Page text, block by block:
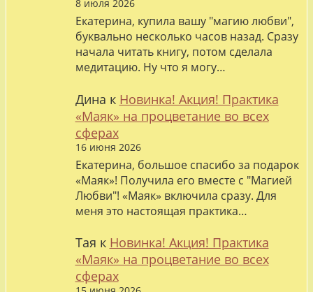
8 июля 2026
Екатерина, купила вашу "магию любви",
буквально несколько часов назад. Сразу
начала читать книгу, потом сделала
медитацию. Ну что я могу…
Дина к Новинка! Акция! Практика
«Маяк» на процветание во всех
сферах
16 июня 2026
Екатерина, большое спасибо за подарок
«Маяк»! Получила его вместе с "Магией
Любви"! «Маяк» включила сразу. Для
меня это настоящая практика…
Тая к Новинка! Акция! Практика
«Маяк» на процветание во всех
сферах